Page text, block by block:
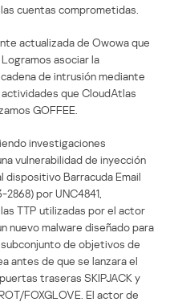
cuentas comprometidas.
actualizada de Owowa que
asociar la
de intrusión mediante
que CloudAtlas
GOFFEE.
investigaciones
vulnerabilidad de inyección
Barracuda Email
por UNC4841,
TTP utilizadas por el actor
nuevo malware diseñado para
de objetivos de
antes de que se lanzara el
traseras SKIPJACK y
FOXGLOVE. El actor de